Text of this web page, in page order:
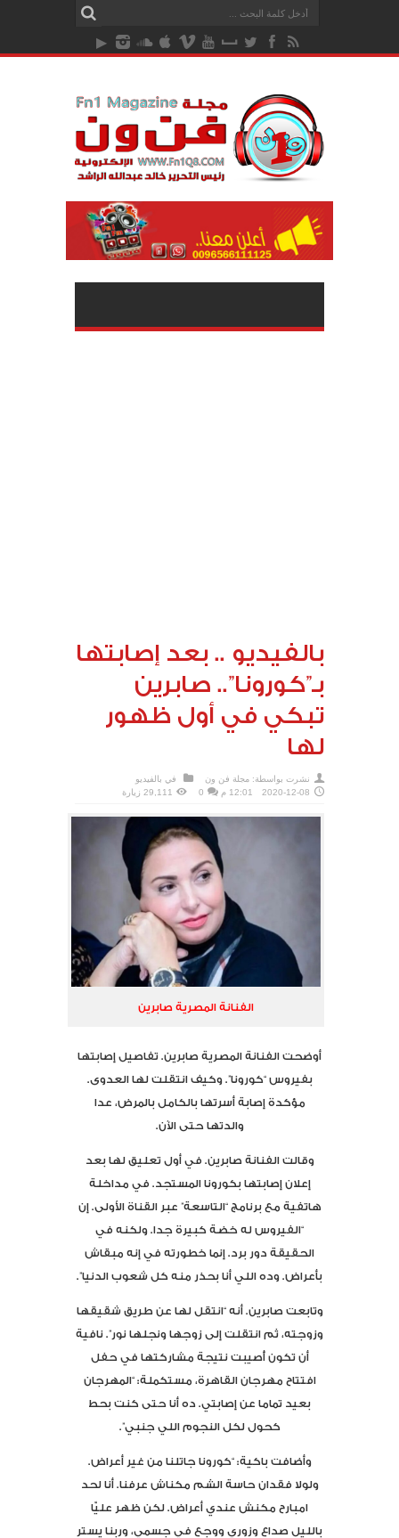
بالفيديو .. بعد إصابتها
بـ”كورونا”.. صابرين
تبكي في أول ظهور
لها
نشرت بواسطة: مجلة فن ون في بالفيديو
2020-12-08
12:01 م 0 29,111 زيارة
الفنانة المصرية صابرين
أوضحت الفنانة المصرية صابرين. تفاصيل إصابتها
بفيروس “كورونا”. وكيف انتقلت لها العدوى.
مؤكدة إصابة أسرتها بالكامل بالمرض، عدا
والدتها حتى الآن.
وقالت الفنانة صابرين. في أول تعليق لها بعد
إعلان إصابتها بكورونا المستجد. في مداخلة
هاتفية مع برنامج “التاسعة” عبر القناة الأولى. إن
“الفيروس له خضة كبيرة جدا. ولكنه في
الحقيقة دور برد. إنما خطورته في إنه مبقاش
بأعراض. وده اللي أنا بحذر منه كل شعوب الدنيا”.
وتابعت صابرين. أنه “انتقل لها عن طريق شقيقها
وزوجته، ثم انتقلت إلى زوجها ونجلها نور”. نافية
أن تكون أُصيبت نتيجة مشاركتها في حفل
افتتاح مهرجان القاهرة، مستكملة: “المهرجان
بعيد تماما عن إصابتي. ده أنا حتى كنت بحط
كحول لكل النجوم اللي جنبي”.
وأضافت باكية: “كورونا جاتلنا من غير أعراض.
ولولا فقدان حاسة الشم مكناش عرفنا. أنا لحد
امبارح مكنش عندي أعراض. لكن ظهر عليّا
بالليل صداع وزوري ووجع في جسمي، وربنا يستر